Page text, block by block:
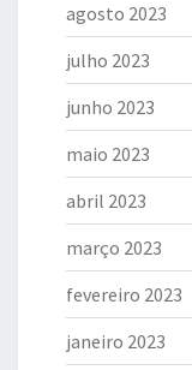
agosto 2023
julho 2023
junho 2023
maio 2023
abril 2023
março 2023
fevereiro 2023
janeiro 2023